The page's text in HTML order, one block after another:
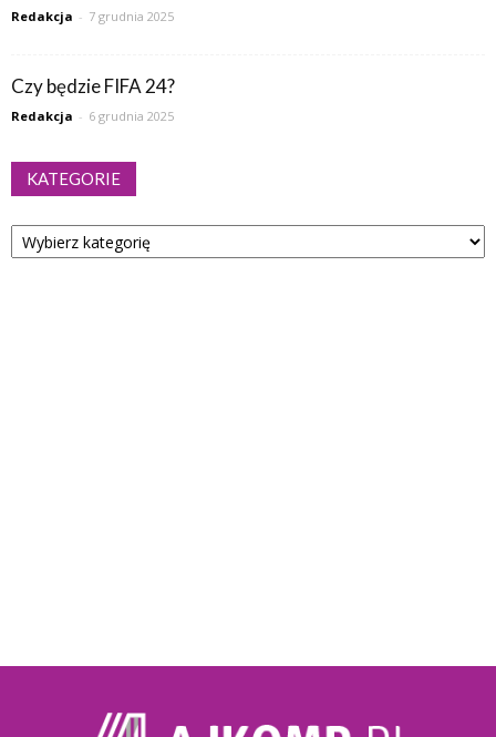
Redakcja - 7 grudnia 2025
Czy będzie FIFA 24?
Redakcja - 6 grudnia 2025
KATEGORIE
Kategorie